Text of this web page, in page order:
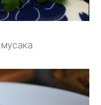
мусака